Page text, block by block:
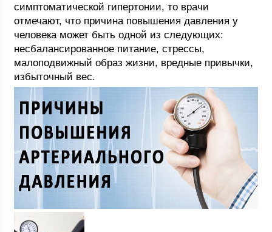
симптоматической гипертонии, то врачи
отмечают, что причина повышения давления у
человека может быть одной из следующих:
несбалансированное питание, стрессы,
малоподвижный образ жизни, вредные привычки,
избыточный вес.